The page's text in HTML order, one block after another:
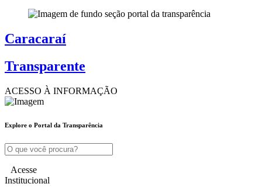
Caracaraí
Transparente
ACESSO À INFORMAÇÃO
Explore o Portal da Transparência
Acesse
Institucional